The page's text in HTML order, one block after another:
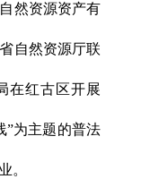
然资源资产有
自然资源厅联
在红古区开展
”为主题的普法
。